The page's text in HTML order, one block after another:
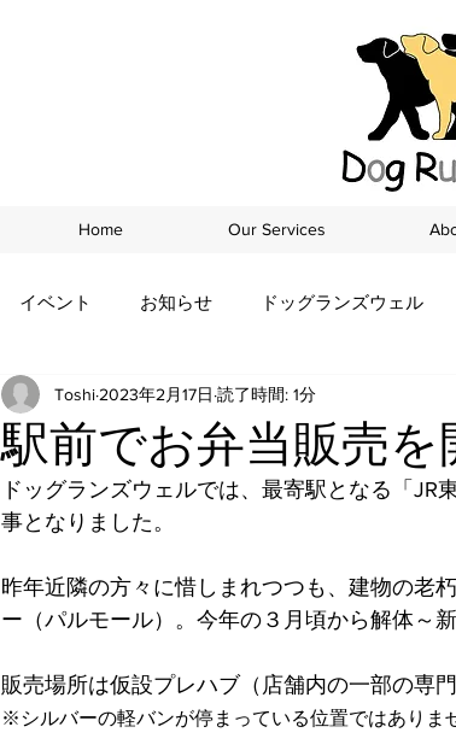
Home Our Services
イベント お知らせ ドッグランズウェル
駅前でお弁当販売を
Toshi 2023年2月17日 読了時間: 1分
ドッグランズウェルでは、最寄駅となる「
事となりました。
昨年近隣の方々に惜しまれつつも、建物の老
ー（パルモール）。今年の３月頃から解体～
販売場所は仮設プレハブ（店舗内の一部の専
※シルバーの軽バンが停まっている位置ではありま